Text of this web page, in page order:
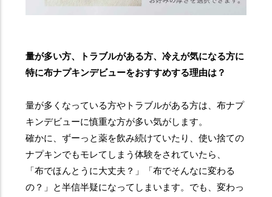
量が多い方、トラブルがある方、冷えが気になる方に
特に布ナプキンデビューをおすすめする理由は？
量が多くなっている方やトラブルがある方は、布ナプ
キンデビューに慎重な方が多い気がします。
確かに、ずーっと薬を飲み続けていたり、使い捨ての
ナプキンでもモレてしまう体験をされていたら、
「布でほんとうに大丈夫？」「布でそんなに変わる
の？」と半信半疑になってしまいます。でも、変わっ